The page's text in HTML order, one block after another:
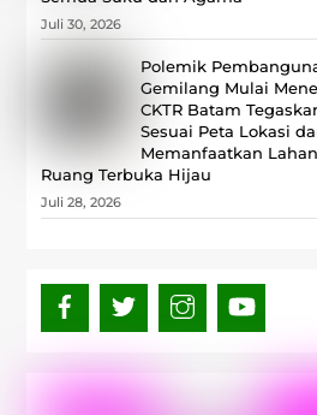
Juli 30, 2026
Polemik
Gemilang Mulai
CKTR Batam
Sesuai Peta Lokasi
Memanfaatkan
Ruang Terbuka Hijau
Juli 28, 2026